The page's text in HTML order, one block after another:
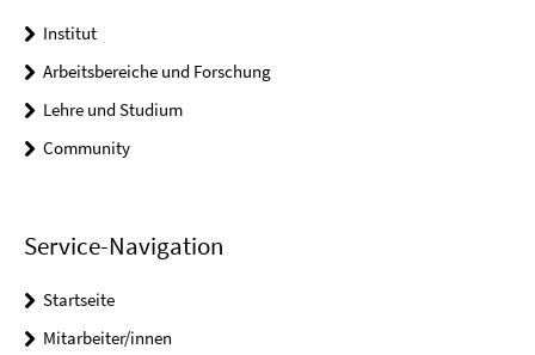
Institut
Arbeitsbereiche und Forschung
Lehre und Studium
Community
Service-Navigation
Startseite
Mitarbeiter/innen